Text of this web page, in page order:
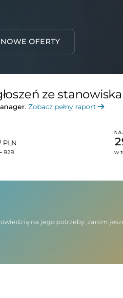
OFERTY
ze stanowiska
. Zobacz pełny raport
PLN
B2B w
na jego potrzeby, zanim